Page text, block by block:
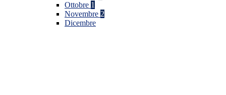
Ottobre 1
Novembre 2
Dicembre